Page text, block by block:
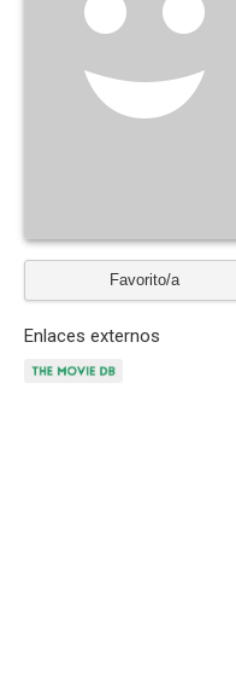
Favorito/a
Enlaces externos